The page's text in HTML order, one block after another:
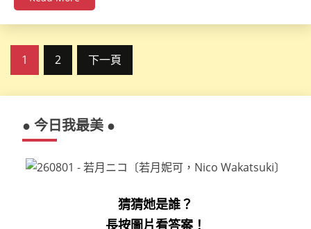
文
頁
1 2 下一頁
● 今日我最美 ●
猜猜她是誰？
長按圖片看答案！